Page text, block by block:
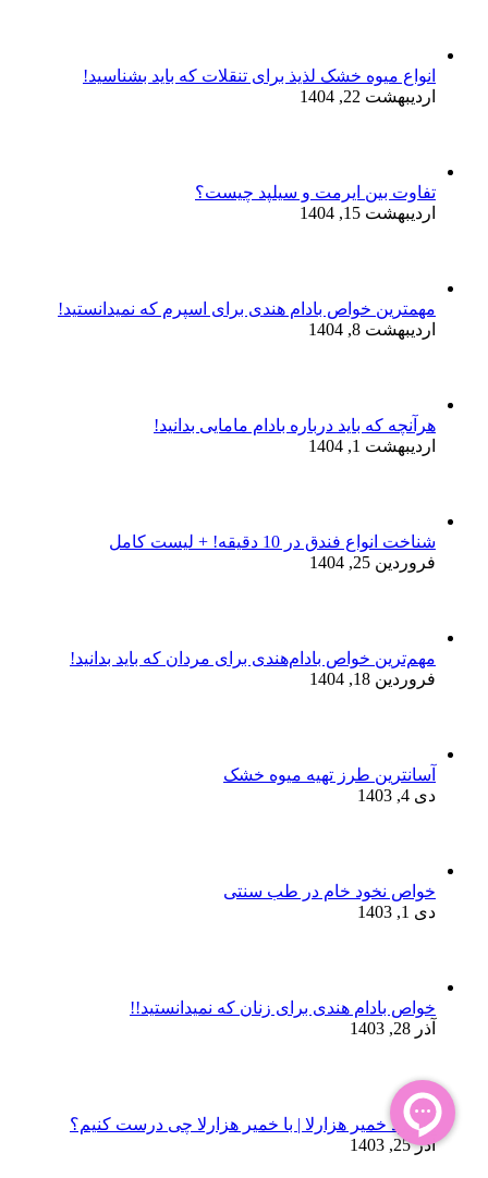
انواع میوه خشک لذیذ برای تنقلات که باید بشناسید!
اردیبهشت 22, 1404
تفاوت بین ایرمت و سیلپد چیست؟
اردیبهشت 15, 1404
مهمترین خواص بادام هندی برای اسپرم که نمیدانستید!
اردیبهشت 8, 1404
هرآنچه که باید درباره بادام مامایی بدانید!
اردیبهشت 1, 1404
شناخت انواع فندق در 10 دقیقه! + لیست کامل
فروردین 25, 1404
مهم‌ترین خواص بادام‌هندی برای مردان که باید بدانید!
فروردین 18, 1404
آسانترین طرز تهیه میوه خشک
دی 4, 1403
خواص نخود خام در طب سنتی
دی 1, 1403
خواص بادام هندی برای زنان که نمیدانستید!!
آذر 28, 1403
کاربرد خمیر هزارلا | با خمیر هزارلا چی درست کنیم؟
آذر 25, 1403